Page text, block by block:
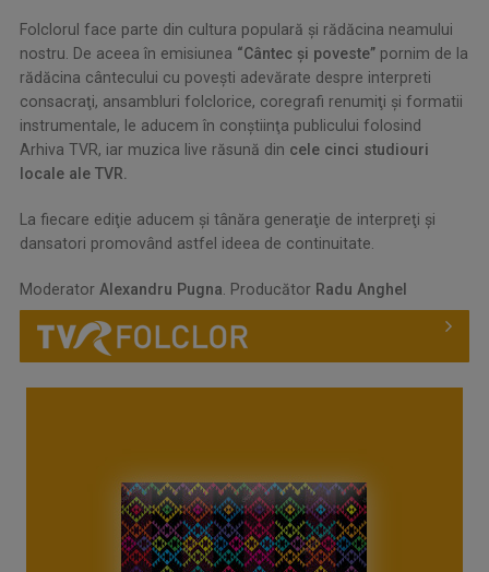
Folclorul face parte din cultura populară şi rădăcina neamului
nostru. De aceea în emisiunea “Cântec și poveste” pornim de la
rădăcina cântecului cu poveşti adevărate despre interpreti
consacraţi, ansambluri folclorice, coregrafi renumiţi şi formatii
instrumentale, le aducem în conştiinţa publicului folosind
Arhiva TVR, iar muzica live răsună din cele cinci studiouri
locale ale TVR.
La fiecare ediţie aducem şi tânăra generaţie de interpreţi şi
dansatori promovând astfel ideea de continuitate.
Moderator Alexandru Pugna . Producător Radu Anghel